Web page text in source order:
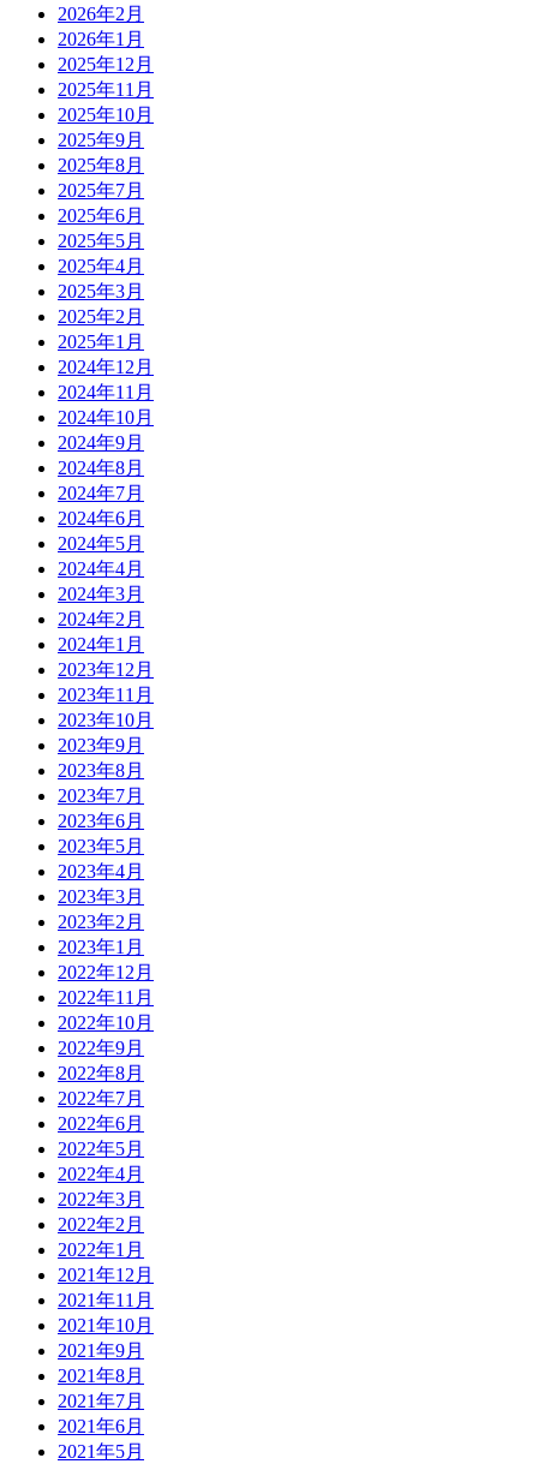
2026年2月
2026年1月
2025年12月
2025年11月
2025年10月
2025年9月
2025年8月
2025年7月
2025年6月
2025年5月
2025年4月
2025年3月
2025年2月
2025年1月
2024年12月
2024年11月
2024年10月
2024年9月
2024年8月
2024年7月
2024年6月
2024年5月
2024年4月
2024年3月
2024年2月
2024年1月
2023年12月
2023年11月
2023年10月
2023年9月
2023年8月
2023年7月
2023年6月
2023年5月
2023年4月
2023年3月
2023年2月
2023年1月
2022年12月
2022年11月
2022年10月
2022年9月
2022年8月
2022年7月
2022年6月
2022年5月
2022年4月
2022年3月
2022年2月
2022年1月
2021年12月
2021年11月
2021年10月
2021年9月
2021年8月
2021年7月
2021年6月
2021年5月